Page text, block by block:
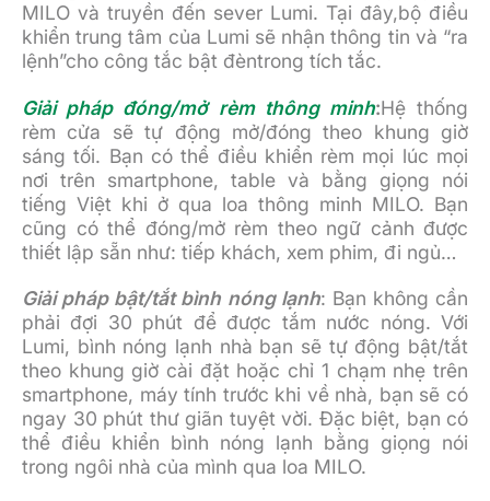
MILO và truyền đến sever Lumi. Tại đây,bộ điều
khiển trung tâm của Lumi sẽ nhận thông tin và “ra
lệnh”cho công tắc bật đèntrong tích tắc.
Giải pháp đóng/mở rèm thông minh:Hệ thống
rèm cửa sẽ tự động mở/đóng theo khung giờ
sáng tối. Bạn có thể điều khiển rèm mọi lúc mọi
nơi trên smartphone, table và bằng giọng nói
tiếng Việt khi ở qua loa thông minh MILO. Bạn
cũng có thể đóng/mở rèm theo ngữ cảnh được
thiết lập sẵn như: tiếp khách, xem phim, đi ngủ…
Giải pháp bật/tắt bình nóng lạnh: Bạn không cần
phải đợi 30 phút để được tắm nước nóng. Với
Lumi, bình nóng lạnh nhà bạn sẽ tự động bật/tắt
theo khung giờ cài đặt hoặc chỉ 1 chạm nhẹ trên
smartphone, máy tính trước khi về nhà, bạn sẽ có
ngay 30 phút thư giãn tuyệt vời. Đặc biệt, bạn có
thể điều khiển bình nóng lạnh bằng giọng nói
trong ngôi nhà của mình qua loa MILO.